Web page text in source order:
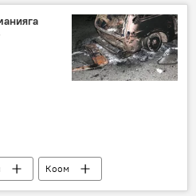
Коом
газета